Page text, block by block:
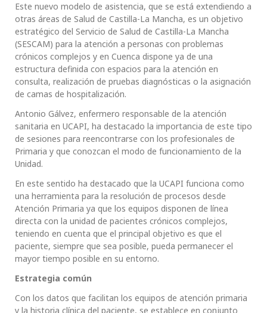
Este nuevo modelo de asistencia, que se está extendiendo a
otras áreas de Salud de Castilla-La Mancha, es un objetivo
estratégico del Servicio de Salud de Castilla-La Mancha
(SESCAM) para la atención a personas con problemas
crónicos complejos y en Cuenca dispone ya de una
estructura definida con espacios para la atención en
consulta, realización de pruebas diagnósticas o la asignación
de camas de hospitalización.
Antonio Gálvez, enfermero responsable de la atención
sanitaria en UCAPI, ha destacado la importancia de este tipo
de sesiones para reencontrarse con los profesionales de
Primaria y que conozcan el modo de funcionamiento de la
Unidad.
En este sentido ha destacado que la UCAPI funciona como
una herramienta para la resolución de procesos desde
Atención Primaria ya que los equipos disponen de línea
directa con la unidad de pacientes crónicos complejos,
teniendo en cuenta que el principal objetivo es que el
paciente, siempre que sea posible, pueda permanecer el
mayor tiempo posible en su entorno.
Estrategia común
Con los datos que facilitan los equipos de atención primaria
y la historia clínica del paciente, se establece en conjunto